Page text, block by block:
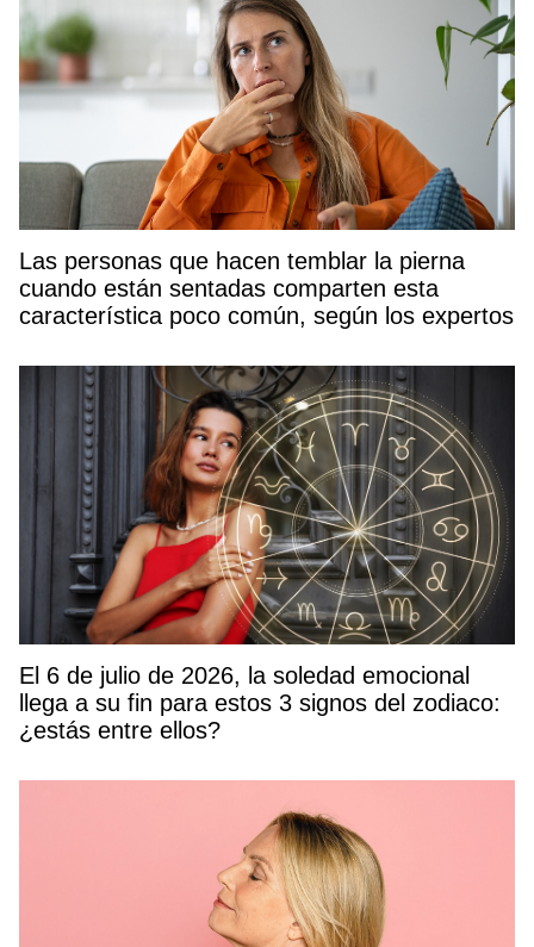
Las personas que hacen temblar la pierna
cuando están sentadas comparten esta
característica poco común, según los expertos
El 6 de julio de 2026, la soledad emocional
llega a su fin para estos 3 signos del zodiaco:
¿estás entre ellos?